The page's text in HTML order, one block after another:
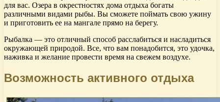
для вас. Озера в окрестностях дома отдыха богаты
различными видами рыбы. Вы сможете поймать свою ужину
и приготовить ее на мангале прямо на берегу.
Рыбалка — это отличный способ расслабиться и насладиться
окружающей природой. Все, что вам понадобится, это удочка,
наживка и желание провести время на свежем воздухе.
Возможность активного отдыха